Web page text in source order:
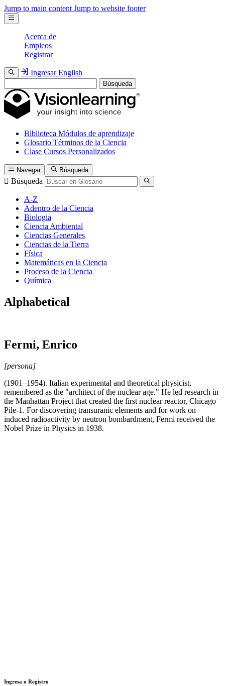
Jump to main content Jump to website footer
Acerca de
Empleos
Registrar
Ingresar English
Búsqueda
Biblioteca Módulos de aprendizaje
Glosario Términos de la Ciencia
Clase Cursos Personalizados
Navegar Búsqueda
Búsqueda
A-Z
Adentro de la Ciencia
Biologia
Ciencia Ambiental
Ciencias Generales
Ciencias de la Tierra
Física
Matemáticas en la Ciencia
Proceso de la Ciencia
Química
Alphabetical
Fermi, Enrico
[persona]
(1901–1954). Italian experimental and theoretical physicist,
remembered as the "architect of the nuclear age." He led research in
the Manhattan Project that created the first nuclear reactor, Chicago
Pile-1. For discovering transuranic elements and for work on
induced radioactivity by neutron bombardment, Fermi received the
Nobel Prize in Physics in 1938.
Ingresa o Registro